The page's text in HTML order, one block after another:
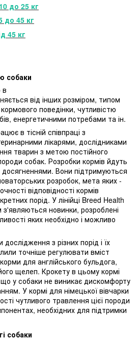
до 25 кг
до 45 кг
45 кг
собаки
в
від інших розміром, типом
поведінки, чутливістю
енергетичними потребами та ін.
в тісній співпраці з
лікарями, дослідниками
тварин з метою постійного
собак. Розробки кормів йдуть
досягненнями. Вони підтримуються
розробок, мета яких -
відповідності кормів
порід. У лінійці Breed Health
новинки, розроблені
яких необхідно і можливо
з різних порід і їх
точніше регулювати вміст
для англійського бульдога,
щелеп. Крокету в цьому кормі
у собаки не виникає дискомфорту
У кормі для німецької вівчарки
чутливого травлення цієї породи
необхідних для підтримки
собаки